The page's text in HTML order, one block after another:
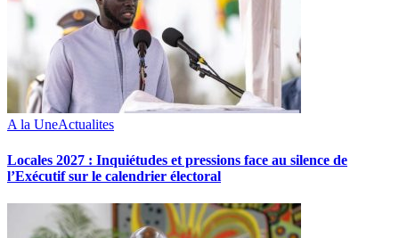
A la UneActualites
Locales 2027 : Inquiétudes et pressions face au silence de
l’Exécutif sur le calendrier électoral